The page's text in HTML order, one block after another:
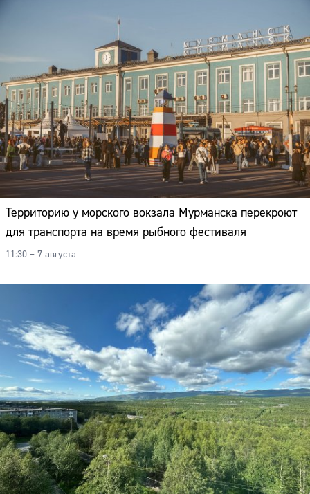
Территорию у морского вокзала Мурманска перекроют
для транспорта на время рыбного фестиваля
11:30 – 7 августа